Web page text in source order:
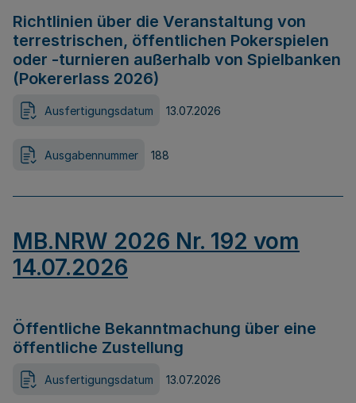
Richtlinien über die Veranstaltung von
terrestrischen, öffentlichen Pokerspielen
oder -turnieren außerhalb von Spielbanken
(Pokererlass 2026)
Ausfertigungsdatum 13.07.2026
Ausgabennummer 188
MB.NRW 2026 Nr. 192 vom
14.07.2026
Öffentliche Bekanntmachung über eine
öffentliche Zustellung
Ausfertigungsdatum 13.07.2026